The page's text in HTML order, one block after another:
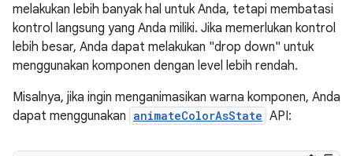
melakukan lebih banyak hal untuk Anda, tetapi membatasi
kontrol langsung yang Anda miliki. Jika memerlukan kontrol
lebih besar, Anda dapat melakukan "drop down" untuk
menggunakan komponen dengan level lebih rendah.
Misalnya, jika ingin menganimasikan warna komponen, Anda
dapat menggunakan animateColorAsState API: